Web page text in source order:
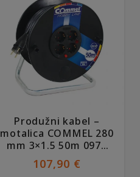
Produžni kabel –
motalica COMMEL 280
mm 3×1.5 50m 0977
GG/J
107,90 €